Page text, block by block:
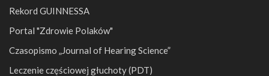
Rekord GUINNESSA
Portal "Zdrowie Polaków"
Czasopismo „Journal of Hearing Science”
Leczenie częściowej głuchoty (PDT)